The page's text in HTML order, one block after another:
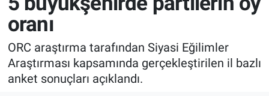
oranı
ORC araştırma tarafından Siyasi Eğilimler
Araştırması kapsamında gerçekleştirilen il bazlı
anket sonuçları açıklandı.
Doğa Konuşuyor
Dünya
Ege Saati
Sağlık
Spor
Yayın Akışı
Tüm Manşetler
Son Dakika Haberleri
Haber Arşivi